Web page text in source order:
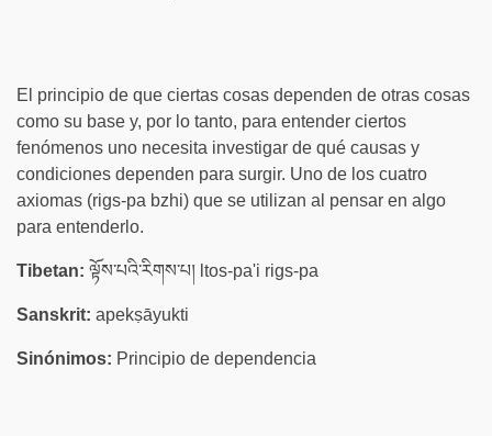
El principio de que ciertas cosas dependen de otras cosas
como su base y, por lo tanto, para entender ciertos
fenómenos uno necesita investigar de qué causas y
condiciones dependen para surgir. Uno de los cuatro
axiomas (rigs-pa bzhi) que se utilizan al pensar en algo
para entenderlo.
Tibetan: ལྟོས་པའི་རིགས་པ། ltos-pa'i rigs-pa
Sanskrit: apekṣāyukti
Sinónimos: Principio de dependencia